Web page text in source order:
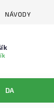
NÁVODY
DAMIPLAST®